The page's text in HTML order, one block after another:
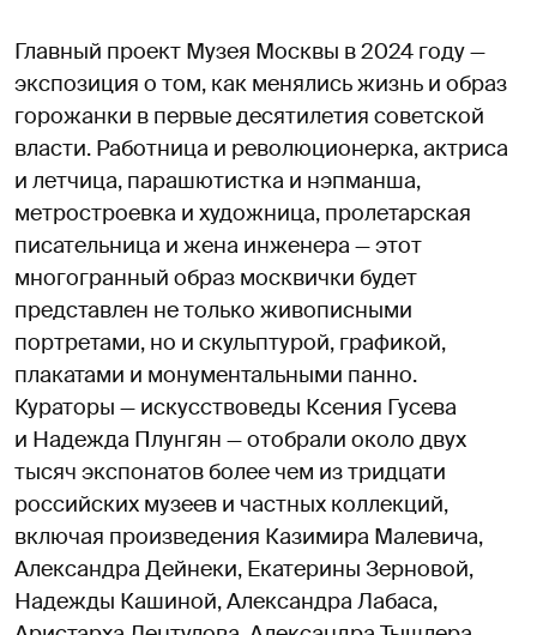
Главный проект Музея Москвы в 2024 году —
экспозиция о том, как менялись жизнь и образ
горожанки в первые десятилетия советской
власти. Работница и революционерка, актриса
и летчица, парашютистка и нэпманша,
метростроевка и художница, пролетарская
писательница и жена инженера — этот
многогранный образ москвички будет
представлен не только живописными
портретами, но и скульптурой, графикой,
плакатами и монументальными панно.
Кураторы — искусствоведы Ксения Гусева
и Надежда Плунгян — отобрали около двух
тысяч экспонатов более чем из тридцати
российских музеев и частных коллекций,
включая произведения Казимира Малевича,
Александра Дейнеки, Екатерины Зерновой,
Надежды Кашиной, Александра Лабаса,